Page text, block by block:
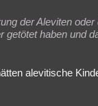
der Aleviten oder
getötet haben und
alevitische